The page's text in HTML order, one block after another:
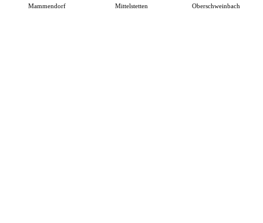
Mammendorf Mittelstetten Oberschweinbach